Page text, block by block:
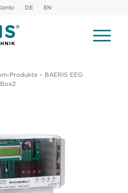
DE EN
Produkte – BAERIS EEG